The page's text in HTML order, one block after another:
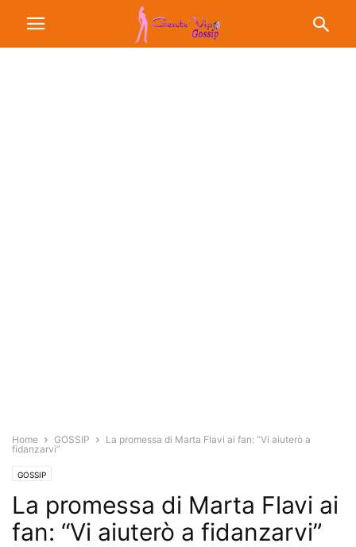
Home GOSSIP
La promessa di Marta Flavi ai fan: “Vi aiuterò a
fidanzarvi”
GOSSIP
La promessa di Marta Flavi ai
fan: “Vi aiuterò a fidanzarvi”